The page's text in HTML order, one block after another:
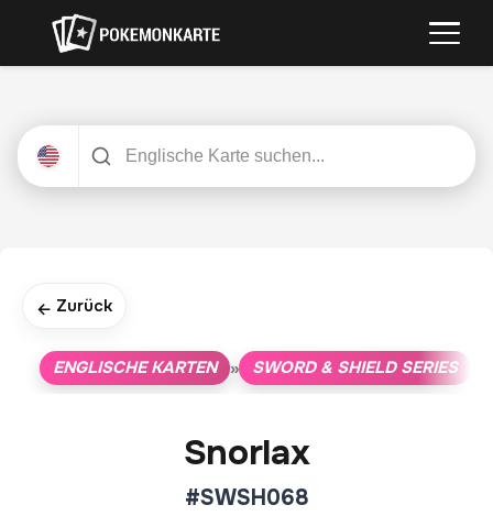
← Zurück
ENGLISCHE KARTEN » SWORD & SHIELD SERIES
Snorlax
#SWSH068